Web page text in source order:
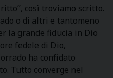
così troviamo scritto.
o di altri e tantomeno
la grande fiducia in Dio
fedele di Dio,
ha confidato
Tutto converge nel